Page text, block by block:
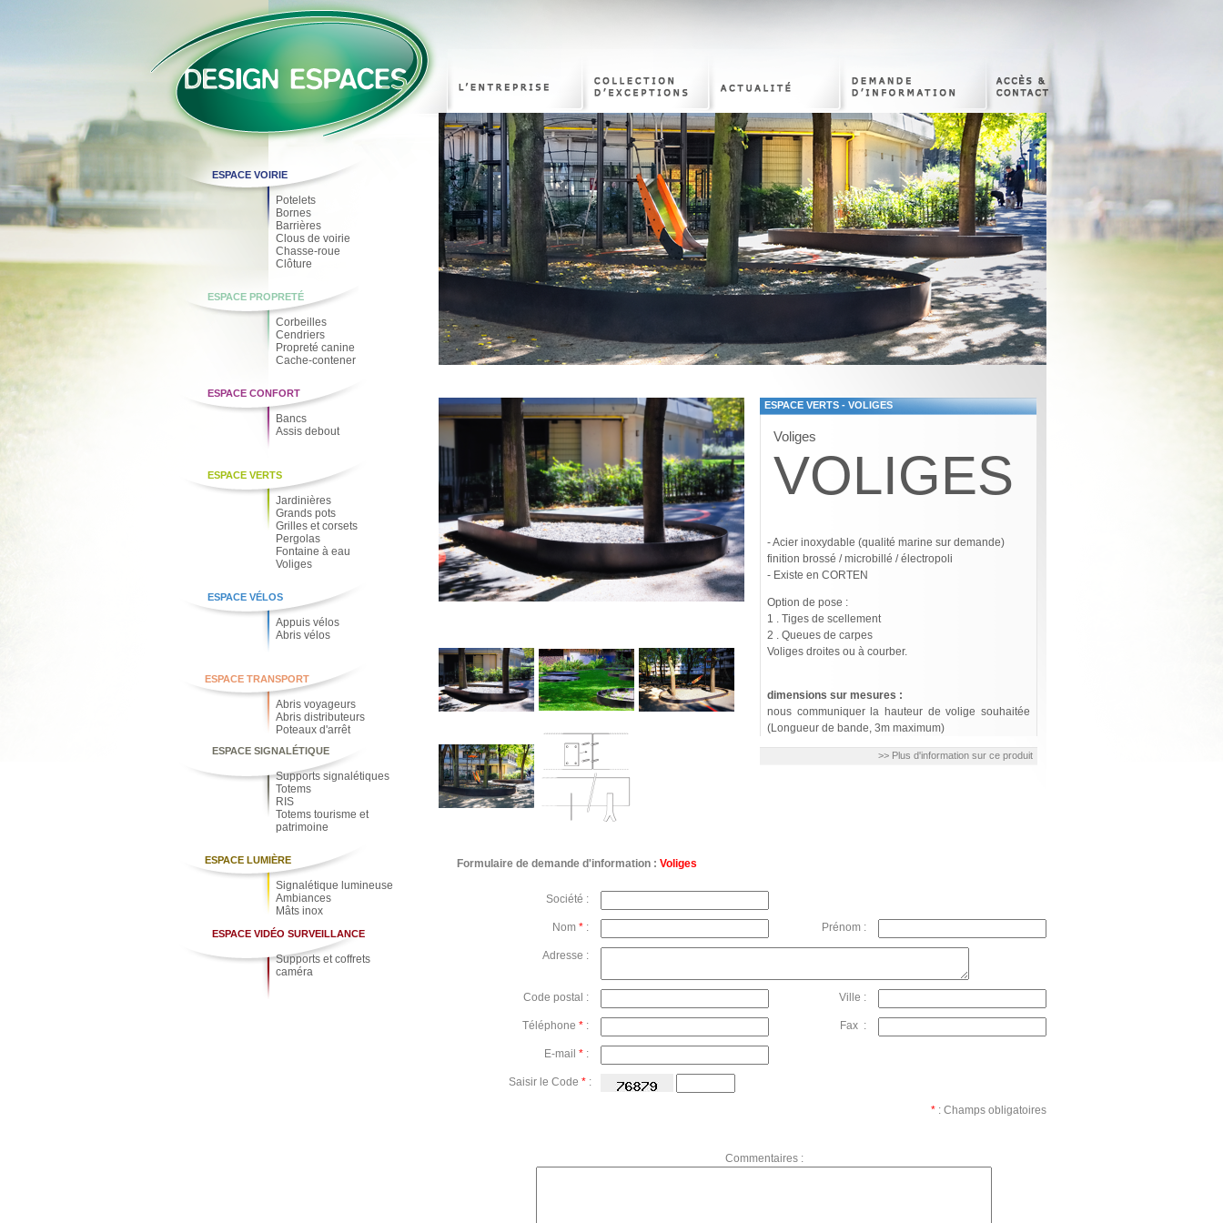
ESPACE VOIRIE
Potelets
Bornes
Barrières
Clous de voirie
Chasse-roue
Clôture
ESPACE PROPRETÉ
Corbeilles
Cendriers
Propreté canine
Cache-contener
ESPACE CONFORT
Bancs
Assis debout
ESPACE VERTS
Jardinières
Grands pots
Grilles et corsets
Pergolas
Fontaine à eau
Voliges
ESPACE VÉLOS
Appuis vélos
Abris vélos
ESPACE TRANSPORT
Abris voyageurs
Abris distributeurs
Poteaux d'arrêt
ESPACE SIGNALÉTIQUE
Supports signalétiques
Totems
RIS
Totems tourisme et
patrimoine
ESPACE LUMIÈRE
Signalétique lumineuse
Ambiances
Mâts inox
ESPACE VIDÉO SURVEILLANCE
Supports et coffrets
caméra
ESPACE VERTS - VOLIGES
Voliges
VOLIGES
- Acier inoxydable (qualité marine sur demande)
finition brossé / microbillé / électropoli
- Existe en CORTEN
Option de pose :
1 . Tiges de scellement
2 . Queues de carpes
Voliges droites ou à courber.
dimensions sur mesures :
nous communiquer la hauteur de volige souhaitée
(Longueur de bande, 3m maximum)
>> Plus d'information sur ce produit
Formulaire de demande d'information : Voliges
Société :
Nom *: Prénom :
Adresse :
Code postal : Ville :
Téléphone *: Fax :
E-mail *:
Saisir le Code *:
*: Champs obligatoires
Commentaires :